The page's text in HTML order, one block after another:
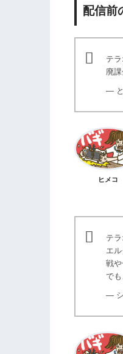
配信前
テ
廃
— と
ヒメコ
テ
エ
戦
で
— シ